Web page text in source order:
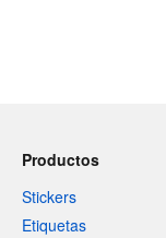
Productos
Stickers
Etiquetas